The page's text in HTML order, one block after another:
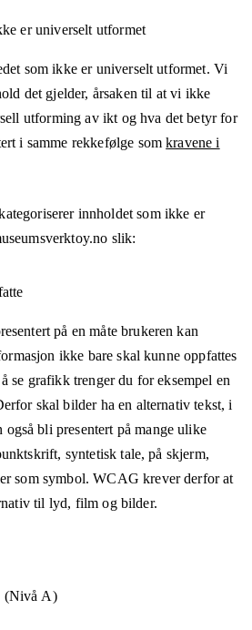
er universelt utformet
som ikke er universelt utformet. Vi
det gjelder, årsaken til at vi ikke
utforming av ikt og hva det betyr for
i samme rekkefølge somkravene i
innholdet som ikke er
slik:
på en måte brukeren kan
ikke bare skal kunne oppfattes
se grafikk trenger du for eksempel en
skal bilder ha en alternativ tekst, i
bli presentert på mange ulike
syntetisk tale, på skjerm,
som symbol. WCAG krever derfor at
til lyd, film og bilder.
(Nivå A)